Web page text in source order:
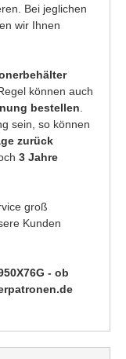
Bei jeglichen
wir Ihnen
können auch
bestellen.
sein, so können
zurück
3 Jahre
groß
Kunden
- ob